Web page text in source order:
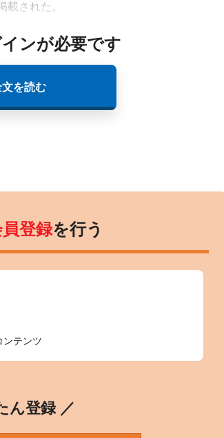
載された。
ンが必要です
を読む
登録を行う
ンテンツ
ん登録 ／